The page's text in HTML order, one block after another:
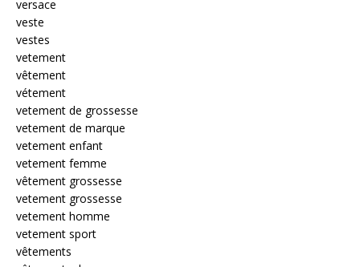
versace
veste
vestes
vetement
vêtement
vétement
vetement de grossesse
vetement de marque
vetement enfant
vetement femme
vêtement grossesse
vetement grossesse
vetement homme
vetement sport
vêtements